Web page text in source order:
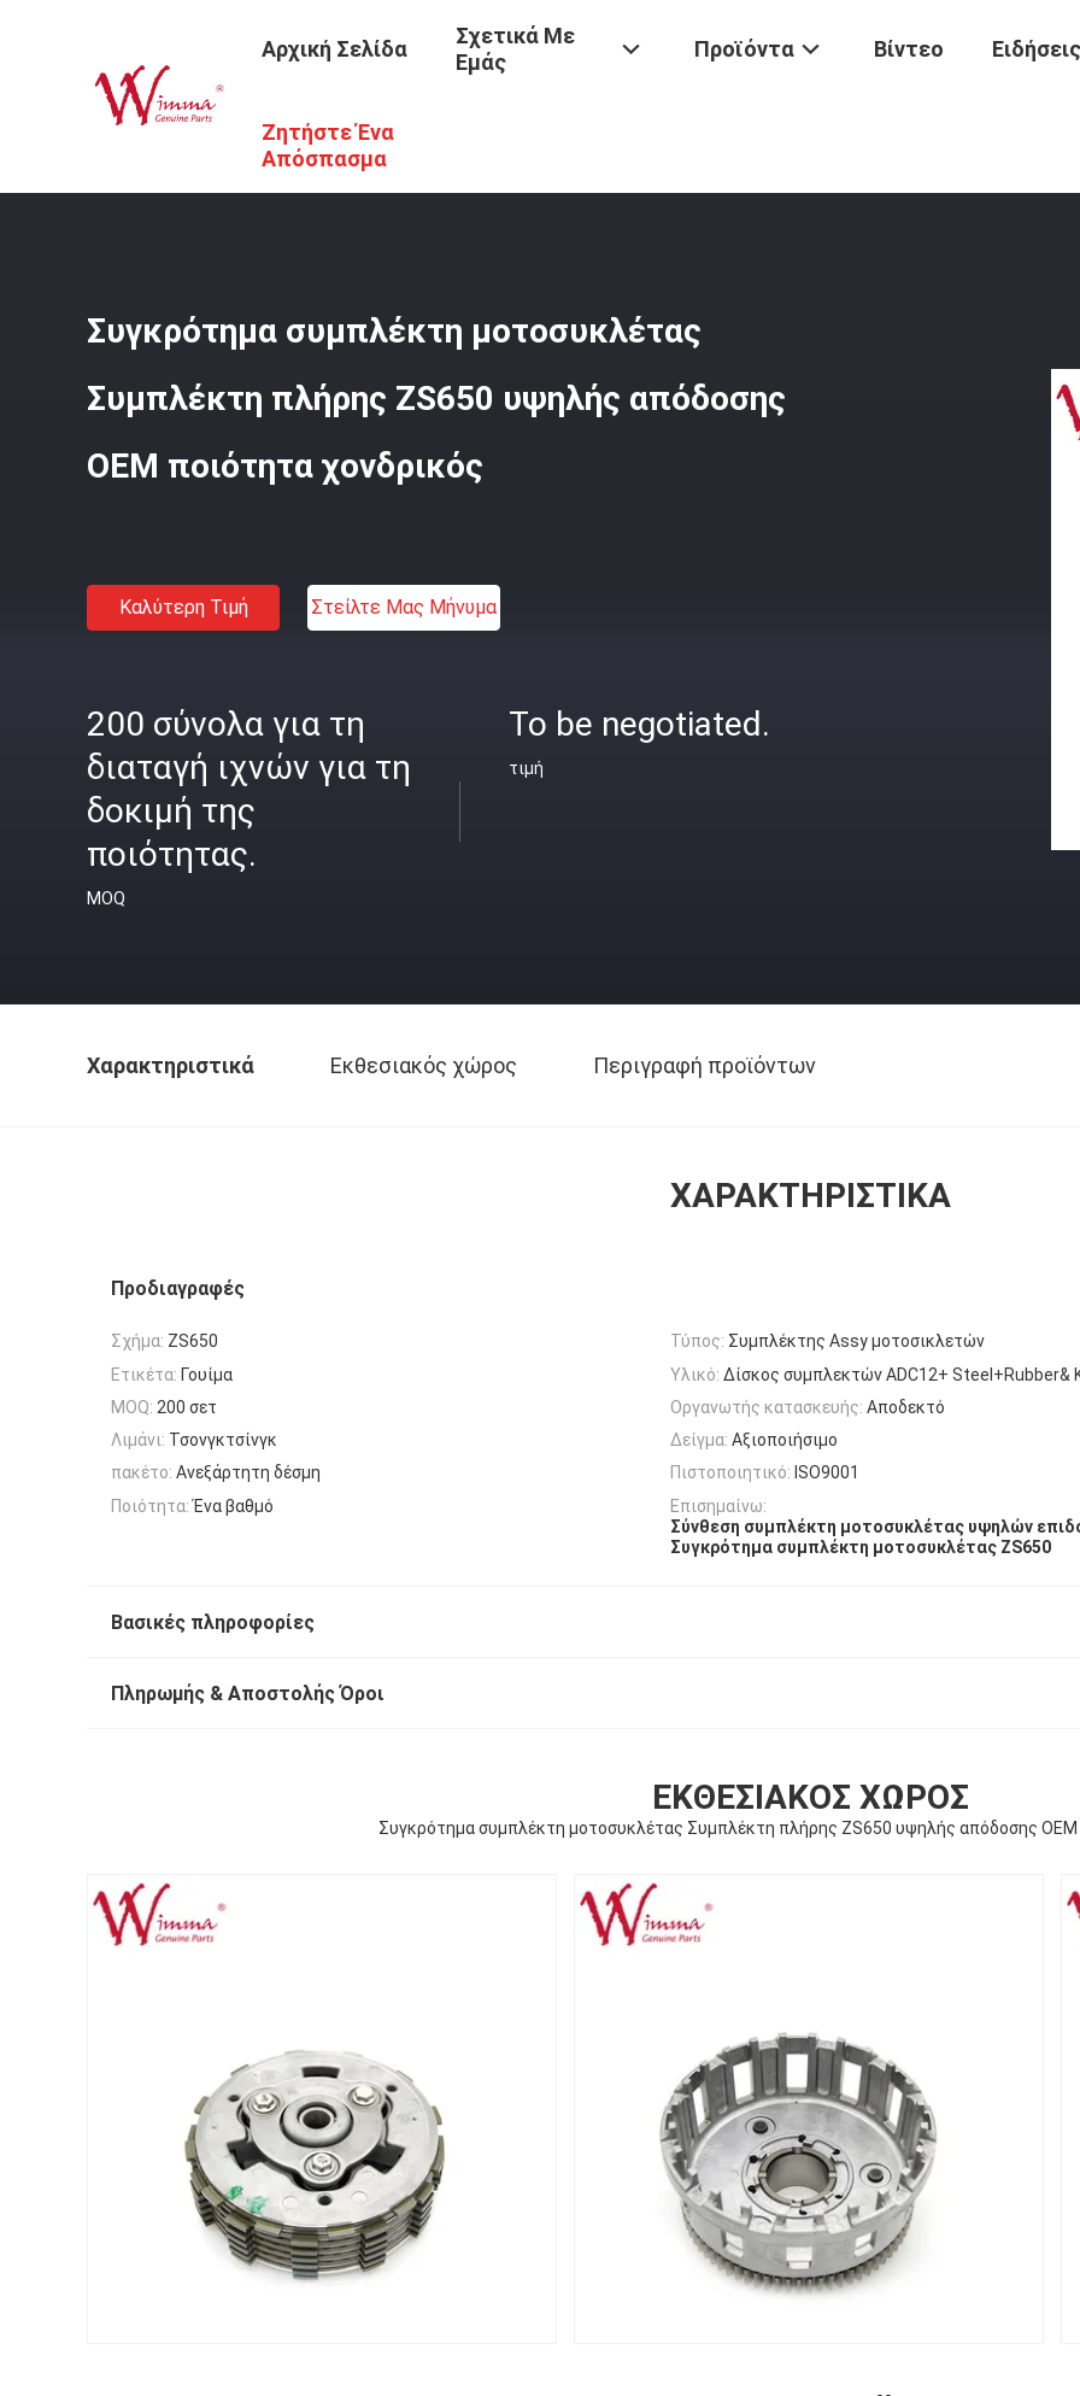
Αρχική Σελίδα
Σχετικά Με
Εμάς
Προϊόντα Βίντεο Ειδήσεις
Ζητήστε Ένα
Απόσπασμα
Αρχική Σελίδα Προϊόντα / Ανταλλακτικά Μηχανών Μοτοσικλετών
Συγκρότημα συμπλέκτη μοτοσυκλέτας
Συμπλέκτη πλήρης ZS650 υψηλής απόδοσης
OEM ποιότητα χονδρικός
Καλύτερη Τιμή Στείλτε Μας Μήνυμα
200 σύνολα για τη
διαταγή ιχνών για τη
δοκιμή της
ποιότητας.
MOQ
To be negotiated.
τιμή
Χαρακτηριστικά Εκθεσιακός χώρος Περιγραφή προϊόντων
ΧΑΡΑΚΤΗΡΙΣΤΙΚΆ
Προδιαγραφές
Σχήμα: ZS650 Τύπος: Συμπλέκτης Assy μοτοσικλετών
Ετικέτα: Γουίμα Υλικό: Δίσκος συμπλεκτών ADC12+ Steel+Rubber&
MOQ: 200 σετ Οργανωτής κατασκευής: Αποδεκτό
Λιμάνι: Τσονγκτσίνγκ Δείγμα: Αξιοποιήσιμο
πακέτο: Ανεξάρτητη δέσμη Πιστοποιητικό: ISO9001
Ποιότητα: Ένα βαθμό
Επισημαίνω:
Σύνθεση συμπλέκτη μοτοσυκλέτας υψηλών
Συγκρότημα συμπλέκτη μοτοσυκλέτας ZS650
Βασικές πληροφορίες
Πληρωμής & Αποστολής Όροι
ΕΚΘΕΣΙΑΚΌΣ ΧΏΡΟΣ
Συγκρότημα συμπλέκτη μοτοσυκλέτας Συμπλέκτη πλήρης ZS650 υψηλής απόδοσης OEM